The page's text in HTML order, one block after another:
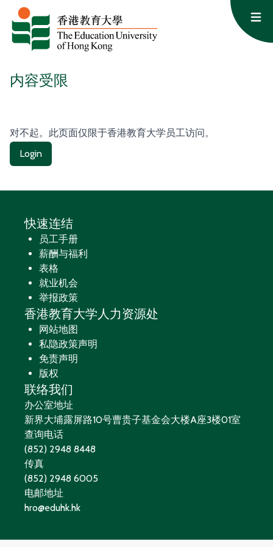
跳至内容
内容受限
对不起。此页面仅限于香港教育大学员工访问。
Login
快速连结
员工手册
薪酬与福利
表格
就业机会
举报政策
香港教育大学人力资源处
网站地图
私隐政策声明
免责声明
版权
联络我们
办公室地址
新界大埔露屏路10号曹贵子基金会大楼A座3楼01室
查询电话
(852) 2948 8448
传真
(852) 2948 6005
电邮地址
hro@eduhk.hk